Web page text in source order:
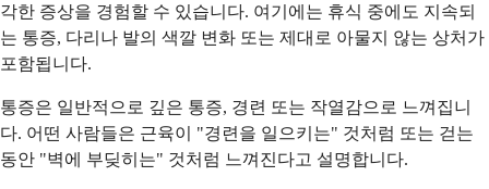
각한 증상을 경험할 수 있습니다. 여기에는 휴식 중에도 지속되
는 통증, 다리나 발의 색깔 변화 또는 제대로 아물지 않는 상처가
포함됩니다.
통증은 일반적으로 깊은 통증, 경련 또는 작열감으로 느껴집니
다. 어떤 사람들은 근육이 "경련을 일으키는" 것처럼 또는 걷는
동안 "벽에 부딪히는" 것처럼 느껴진다고 설명합니다.